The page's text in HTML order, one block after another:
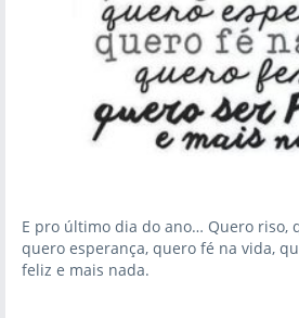
E pro último dia do ano… Quero riso,
quero esperança, quero fé na vida,
feliz e mais nada.